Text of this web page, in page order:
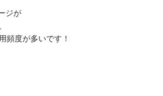
ジが
頻度が多いです！